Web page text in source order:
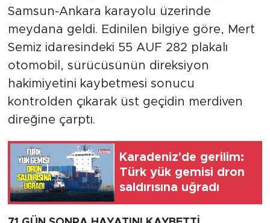
Samsun-Ankara karayolu üzerinde
meydana geldi. Edinilen bilgiye göre, Mert
Semiz idaresindeki 55 AUF 282 plakalı
otomobil, sürücüsünün direksiyon
hakimiyetini kaybetmesi sonucu
kontrolden çıkarak üst geçidin merdiven
direğine çarptı.
Karadeniz'de gerilim:
Türk yük gemisi dron
saldırısına uğradı